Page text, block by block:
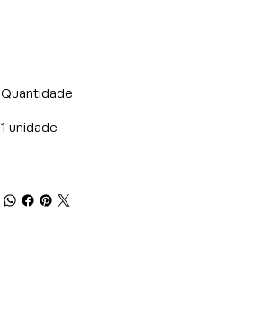
Quantidade
1 unidade